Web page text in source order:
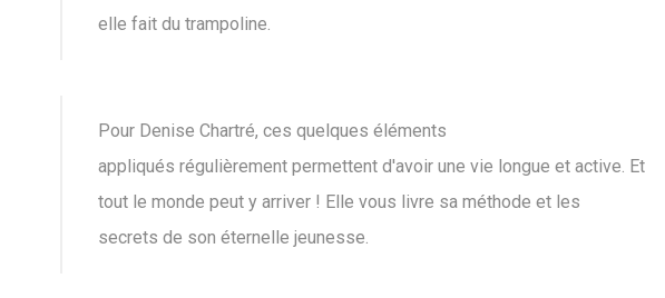
elle fait du trampoline.
Pour Denise Chartré, ces quelques éléments
appliqués régulièrement permettent d'avoir une vie longue et active. Et
tout le monde peut y arriver ! Elle vous livre sa méthode et les
secrets de son éternelle jeunesse.